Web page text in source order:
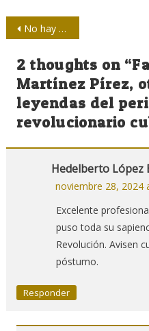
Navegación
de
entradas
No hay que dar por bueno lo que “jura” el algoritmo
2 thoughts on “
Martínez Pírez,
leyendas del
revolucionario
Hedelberto López
noviembre 28, 2024
Excelente
puso toda su
Revolución. Avisen
póstumo.
Responder